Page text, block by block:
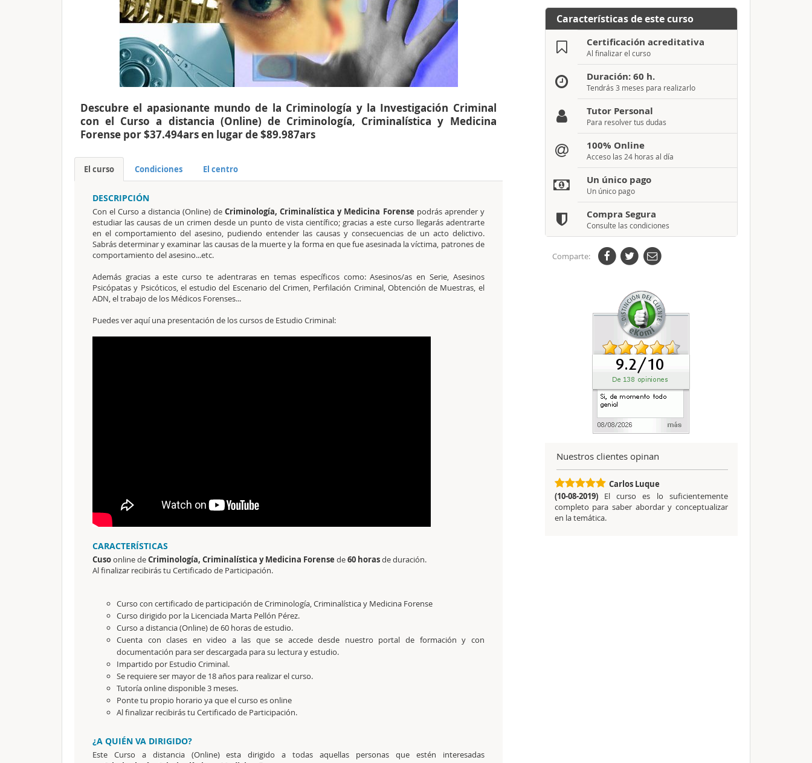
Descubre el apasionante mundo de la Criminología y la Investigación Criminal
con el Curso a distancia (Online) de Criminología, Criminalística y Medicina
Forense por $37.494ars en lugar de $89.987ars
El curso Condiciones El centro
DESCRIPCIÓN
Con el Curso a distancia (Online) deCriminología, Criminalística y Medicina Forense podrás aprender y
estudiar las causas de un crimen desde un punto de vista científico; gracias a este curso llegarás adentrarte
en el comportamiento del asesino, pudiendo entender las causas y consecuencias de un acto delictivo.
Sabrás determinar y examinar las causas de la muerte y la forma en que fue asesinada la víctima, patrones de
comportamiento del asesino...etc.
Además gracias a este curso te adentraras en temas específicos como: Asesinos/as en Serie, Asesinos
Psicópatas y Psicóticos, el estudio del Escenario del Crimen, Perfilación Criminal, Obtención de Muestras, el
ADN, el trabajo de los Médicos Forenses...
Puedes ver aquí una presentación de los cursos de Estudio Criminal:
CARACTERÍSTICAS
Cusoonline deCriminología, Criminalística y Medicina Forense de60 horasde duración.
Al finalizar recibirás tu Certificado de Participación.
Curso con certificado de participación de Criminología, Criminalística y Medicina Forense
Curso dirigido por la Licenciada Marta Pellón Pérez.
Curso a distancia (Online) de 60 horas de estudio.
Cuenta con clases en video a las que se accede desde nuestro portal de formación y con
documentación para ser descargada para su lectura y estudio.
Impartido por Estudio Criminal.
Se requiere ser mayor de 18 años para realizar el curso.
Tutoría online disponible 3 meses.
Ponte tu propio horario ya que el curso es online
Al finalizar recibirás tu Certificado de Participación.
¿A QUIÉN VA DIRIGIDO?
Este Curso a distancia (Online) esta dirigido a todas aquellas personas que estén interesadas
Características de este curso
Certificación acreditativa
Al finalizar el curso
Duración: 60 h.
Tendrás 3 meses para realizarlo
Tutor Personal
Para resolver tus dudas
100% Online
Acceso las 24 horas al día
Un único pago
Un único pago
Compra Segura
Consulte las condiciones
Comparte:
Nuestros clientes opinan
Carlos Luque
(10-08-2019)
El curso es lo suficientemente
completo para saber abordar y conceptualizar
en la temática.